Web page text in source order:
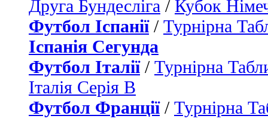
Друга Бундесліга / Кубок
Футбол Іспанії/ Турнірна
Іспанія Сегунда
Футбол Італії/ Турнірна
Італія Серія B
Футбол Франції/ Турнірна